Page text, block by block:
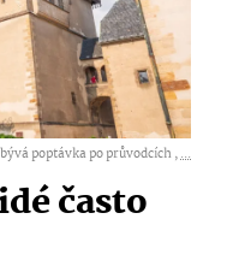
poptávka po průvodcích ,...
často